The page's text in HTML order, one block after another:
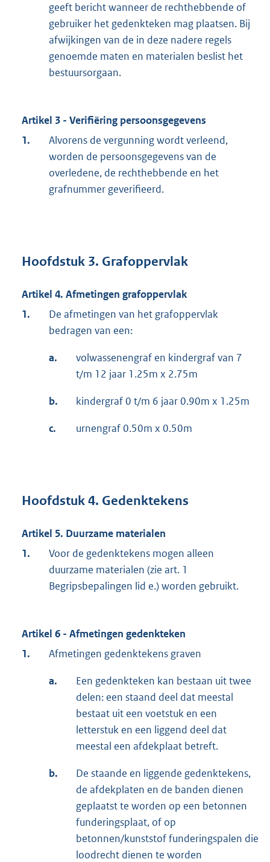
geeft bericht wanneer de rechthebbende of
gebruiker het gedenkteken mag plaatsen. Bij
afwijkingen van de in deze nadere regels
genoemde maten en materialen beslist het
bestuursorgaan.
Artikel 3 - Verifiëring persoonsgegevens
1.
Alvorens de vergunning wordt verleend,
worden de persoonsgegevens van de
overledene, de rechthebbende en het
grafnummer geverifieerd.
Hoofdstuk 3. Grafoppervlak
Artikel 4. Afmetingen grafoppervlak
1.
De afmetingen van het grafoppervlak
bedragen van een:
a.
volwassenengraf en kindergraf van 7
t/m 12 jaar 1.25m x 2.75m
b. kindergraf 0 t/m 6 jaar 0.90m x 1.25m
c. urnengraf 0.50m x 0.50m
Hoofdstuk 4. Gedenktekens
Artikel 5. Duurzame materialen
1.
Voor de gedenktekens mogen alleen
duurzame materialen (zie art. 1
Begripsbepalingen lid e.) worden gebruikt.
Artikel 6 - Afmetingen gedenkteken
1.
Afmetingen gedenktekens graven
a.
Een gedenkteken kan bestaan uit twee
delen: een staand deel dat meestal
bestaat uit een voetstuk en een
letterstuk en een liggend deel dat
meestal een afdekplaat betreft.
b.
De staande en liggende gedenktekens,
de afdekplaten en de banden dienen
geplaatst te worden op een betonnen
funderingsplaat, of op
betonnen/kunststof funderingspalen die
loodrecht dienen te worden